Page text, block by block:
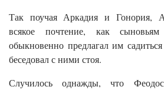
Так поучая Аркадия и Гонория,
всякое почтение, как
обыкновенно предлагал им
беседовал с ними стоя.
Случилось однажды, что